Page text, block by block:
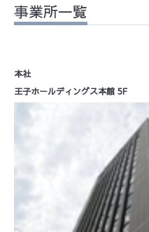
事業所一覧
本社
王子ホールディングス本館 5F